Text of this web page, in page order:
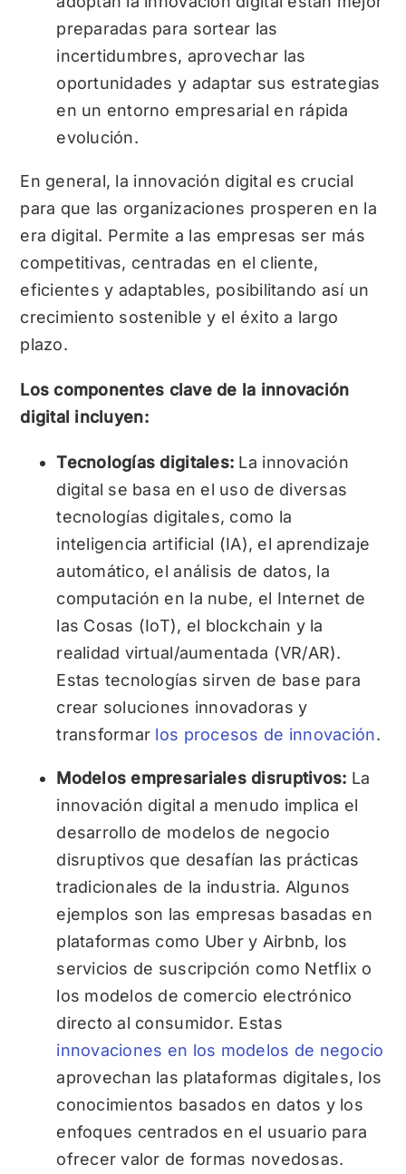
preparadas para sortear las
incertidumbres, aprovechar las
oportunidades y adaptar sus estrategias
en un entorno empresarial en rápida
evolución.
En general, la innovación digital es crucial
para que las organizaciones prosperen en la
era digital. Permite a las empresas ser más
competitivas, centradas en el cliente,
eficientes y adaptables, posibilitando así un
crecimiento sostenible y el éxito a largo
plazo.
Los componentes clave de la innovación
digital incluyen:
Tecnologías digitales: La innovación
digital se basa en el uso de diversas
tecnologías digitales, como la
inteligencia artificial (IA), el aprendizaje
automático, el análisis de datos, la
computación en la nube, el Internet de
las Cosas (IoT), el blockchain y la
realidad virtual/aumentada (VR/AR).
Estas tecnologías sirven de base para
crear soluciones innovadoras y
transformar los procesos de innovación.
Modelos empresariales disruptivos: La
innovación digital a menudo implica el
desarrollo de modelos de negocio
disruptivos que desafían las prácticas
tradicionales de la industria. Algunos
ejemplos son las empresas basadas en
plataformas como Uber y Airbnb, los
servicios de suscripción como Netflix o
los modelos de comercio electrónico
directo al consumidor. Estas
innovaciones en los modelos de negocio
aprovechan las plataformas digitales, los
conocimientos basados en datos y los
enfoques centrados en el usuario para
ofrecer valor de formas novedosas.